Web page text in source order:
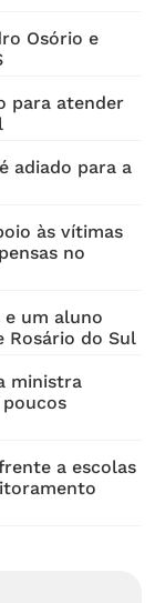
Osório e
para atender
adiado para a
às vítimas
no
um aluno
Rosário do Sul
ministra
poucos
a escolas